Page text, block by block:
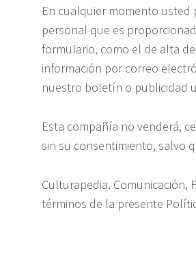
En cualquier momento
personal que es
formulario, como el de alta
información por correo
nuestro boletín o publicidad
Esta compañía no venderá,
sin su consentimiento, salvo
Culturapedia. Comunicación,
términos de la presente